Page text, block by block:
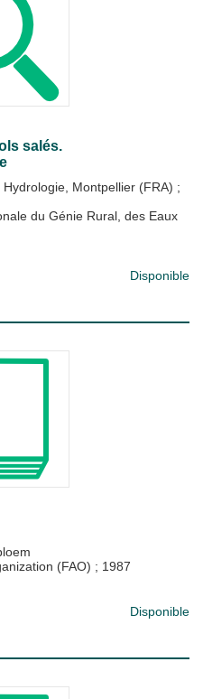
salés.
Montpellier (FRA) ;
du Génie Rural, des Eaux
Disponible
(FAO) ; 1987
Disponible